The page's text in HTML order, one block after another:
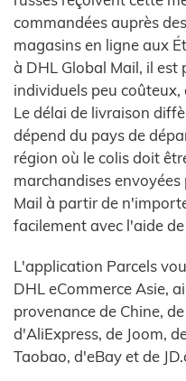
commandées auprès
magasins en ligne aux
à DHL Global Mail, il est
individuels peu
Le délai de livraison
dépend du pays de
région où le colis doit
marchandises
Mail à partir de
facilement avec l'aide
L'application Parcels
DHL eCommerce Asie,
provenance de Chine,
d'AliExpress, de Joom,
Taobao, d'eBay et de